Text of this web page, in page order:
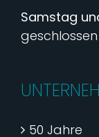
Samstag
geschlossen
50 Jahre